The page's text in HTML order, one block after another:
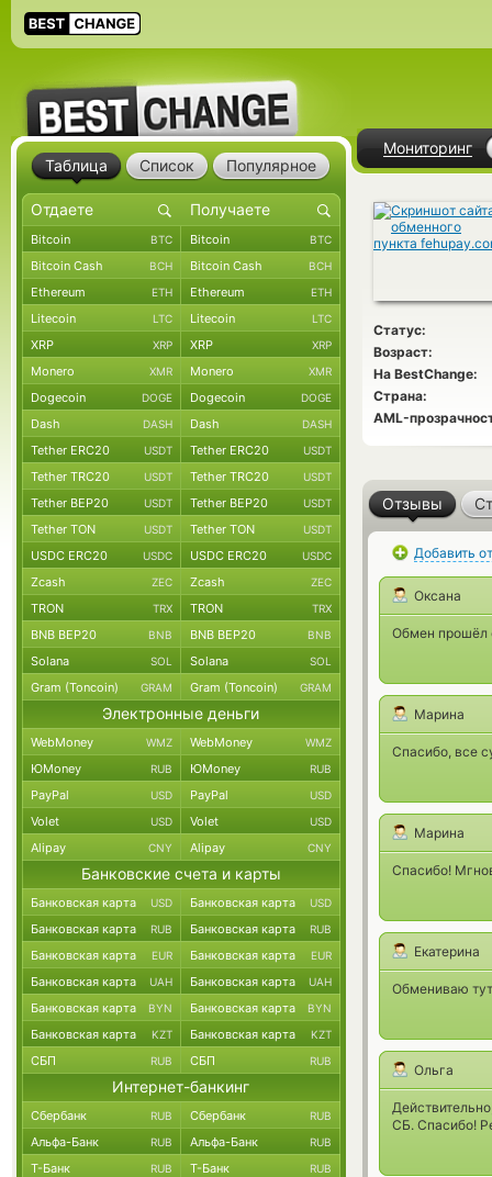
Мониторинг
Статус:
Возраст:
На BestChange:
Страна:
AML-
Отзывы
Добавить
Оксана
Обмен прошёл
Марина
Спасибо, все
Марина
Спасибо!
Екатерина
Обмениваю тут
Ольга
СБ. Спасибо!
Таблица Список Популярное
Bitcoin BTC Bitcoin BTC
Bitcoin Cash BCH Bitcoin Cash BCH
Ethereum ETH Ethereum ETH
Litecoin LTC Litecoin LTC
XRP XRP XRP XRP
Monero XMR Monero XMR
Dogecoin DOGE Dogecoin DOGE
Dash DASH Dash DASH
Tether ERC20 USDT Tether ERC20 USDT
Tether TRC20 USDT Tether TRC20 USDT
Tether BEP20 USDT Tether BEP20 USDT
Tether TON USDT Tether TON USDT
USDC ERC20 USDC USDC ERC20 USDC
Zcash ZEC Zcash ZEC
TRON TRX TRON TRX
BNB BEP20 BNB BNB BEP20 BNB
Solana SOL Solana SOL
Gram (Toncoin) GRAM Gram (Toncoin) GRAM
Электронные деньги
WebMoney WMZ WebMoney WMZ
ЮMoney RUB ЮMoney RUB
PayPal USD PayPal USD
Volet USD Volet USD
Alipay CNY Alipay CNY
Банковские счета и карты
Банковская карта USD Банковская карта USD
Банковская карта RUB Банковская карта RUB
Банковская карта EUR Банковская карта EUR
Банковская карта UAH Банковская карта UAH
Банковская карта BYN Банковская карта BYN
Банковская карта KZT Банковская карта KZT
СБП RUB СБП RUB
Интернет-банкинг
Сбербанк RUB Сбербанк RUB
Альфа-Банк RUB Альфа-Банк RUB
Т-Банк RUB Т-Банк RUB